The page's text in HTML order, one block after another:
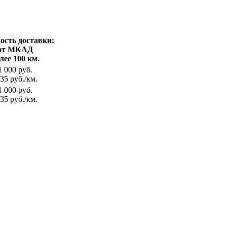
доставки:
МКАД
100 км.
000 руб.
руб./км.
000 руб.
руб./км.